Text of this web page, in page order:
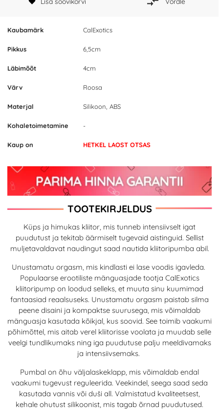
Kaubamärk CalExotics
Pikkus 6,5cm
Läbimõõt 4cm
Värv Roosa
Materjal Silikoon, ABS
Kohaletoimetamine -
Kaup on HETKEL LAOST OTSAS
TOOTEKIRJELDUS
Küps ja himukas kliitor, mis tunneb intensiivselt igat
puudutust ja tekitab äärmiselt tugevaid aistinguid. Sellist
muljetavaldavat naudingut saad nautida kliitoripumba abil.
Unustamatu orgasm, mis kindlasti ei lase voodis igavleda.
Populaarse erootiliste mänguasjade tootja CalExotics
kliitoripump on loodud selleks, et muuta sinu kuumimad
fantaasiad reaalsuseks. Unustamatu orgasm paistab silma
peene disaini ja kompaktse suurusega, mis võimaldab
mänguasja kasutada kõikjal, kus soovid. See toimib vaakumi
põhimõttel, mis aitab verel kliitorisse voolata ja muudab selle
veelgi tundlikumaks ning iga puudutuse palju meeldivamaks
ja intensiivsemaks.
Pumbal on õhu väljalaskeklapp, mis võimaldab endal
vaakumi tugevust reguleerida. Veekindel, seega saad seda
kasutada vannis või duši all. Valmistatud kvaliteetsest,
kehale ohutust silikoonist, mis tagab õrnad puudutused.